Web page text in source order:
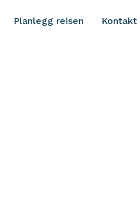
Planlegg reisen Kontakt